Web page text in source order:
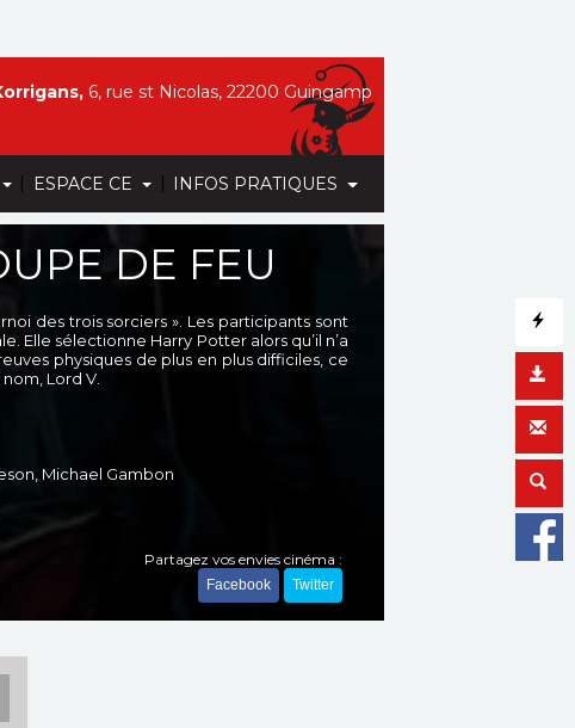
| ESPACE CE | INFOS PRATIQUES
6, rue st Nicolas, 22200 Guingamp
DE FEU
des trois sorciers ». Les participants sont
Elle sélectionne Harry Potter alors qu’il n’a
physiques de plus en plus difficiles, ce
Lord V.
Michael Gambon
Partagez vos envies cinéma :
Facebook Twitter